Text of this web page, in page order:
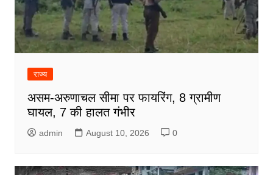
राज्य
असम-अरुणाचल सीमा पर फायरिंग, 8 ग्रामीण
घायल, 7 की हालत गंभीर
admin August 10, 2026 0